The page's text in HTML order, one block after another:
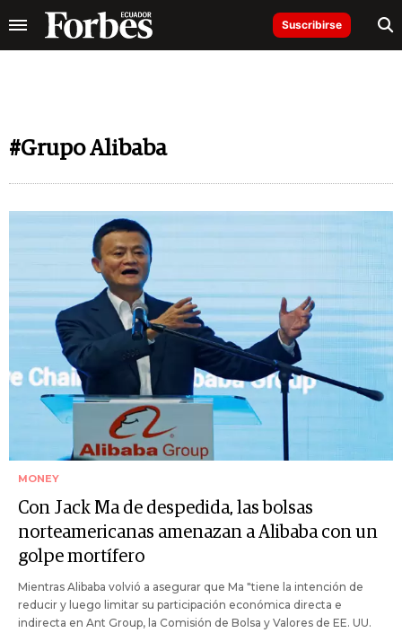
Suscribirse
#Grupo Alibaba
MONEY
Con Jack Ma de despedida, las bolsas
norteamericanas amenazan a Alibaba con un
golpe mortífero
Mientras Alibaba volvió a asegurar que Ma "tiene la intención de
reducir y luego limitar su participación económica directa e
indirecta en Ant Group, la Comisión de Bolsa y Valores de EE. UU.